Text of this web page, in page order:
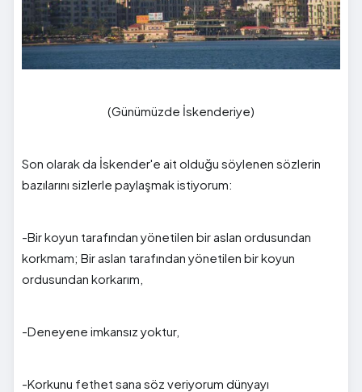
(Günümüzde İskenderiye)
Son olarak da İskender'e ait olduğu söylenen sözlerin
bazılarını sizlerle paylaşmak istiyorum:
-Bir koyun tarafından yönetilen bir aslan ordusundan
korkmam; Bir aslan tarafından yönetilen bir koyun
ordusundan korkarım,
-Deneyene imkansız yoktur,
-Korkunu fethet sana söz veriyorum dünyayı